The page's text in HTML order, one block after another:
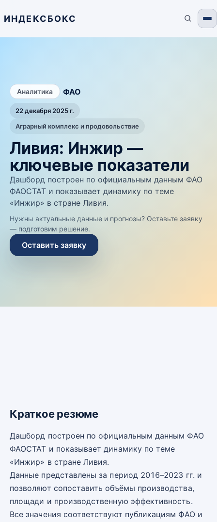
ИНДЕКСБОКС
Аналитика ФАО
22 декабря 2025 г.
Аграрный комплекс и продовольствие
Ливия: Инжир —
ключевые показатели
Дашборд построен по официальным данным ФАО
ФАОСТАТ и показывает динамику по теме
«Инжир» в стране Ливия.
Нужны актуальные данные и прогнозы? Оставьте заявку
— подготовим решение.
Оставить заявку
Краткое резюме
Дашборд построен по официальным данным ФАО
ФАОСТАТ и показывает динамику по теме
«Инжир» в стране Ливия.
Данные представлены за период 2016–2023 гг. и
позволяют сопоставить объёмы производства,
площади и производственную эффективность.
Все значения соответствуют публикациям ФАО и